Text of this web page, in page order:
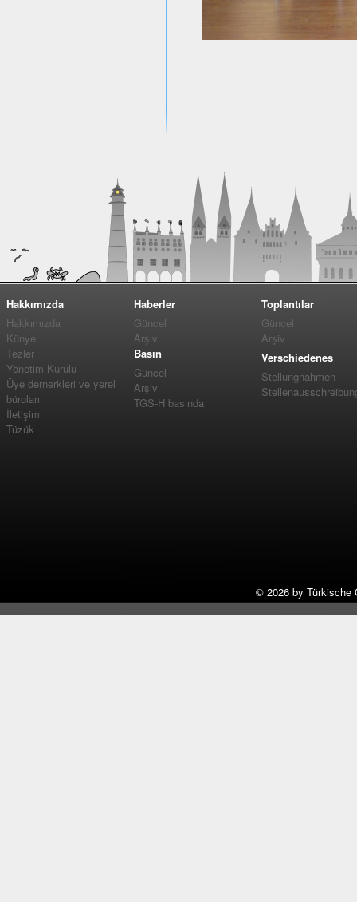
Hakkımızda
Hakkımızda
Künye
Tezler
Yönetim Kurulu
Üye dernerkleri ve yerel
büroları
İletişim
Tüzük
Haberler
Güncel
Arşiv
Basın
Güncel
Arşiv
TGS-H basında
Toplantılar
Güncel
Arşiv
Verschiedenes
Stellungnahmen
© 2026 by Türkische